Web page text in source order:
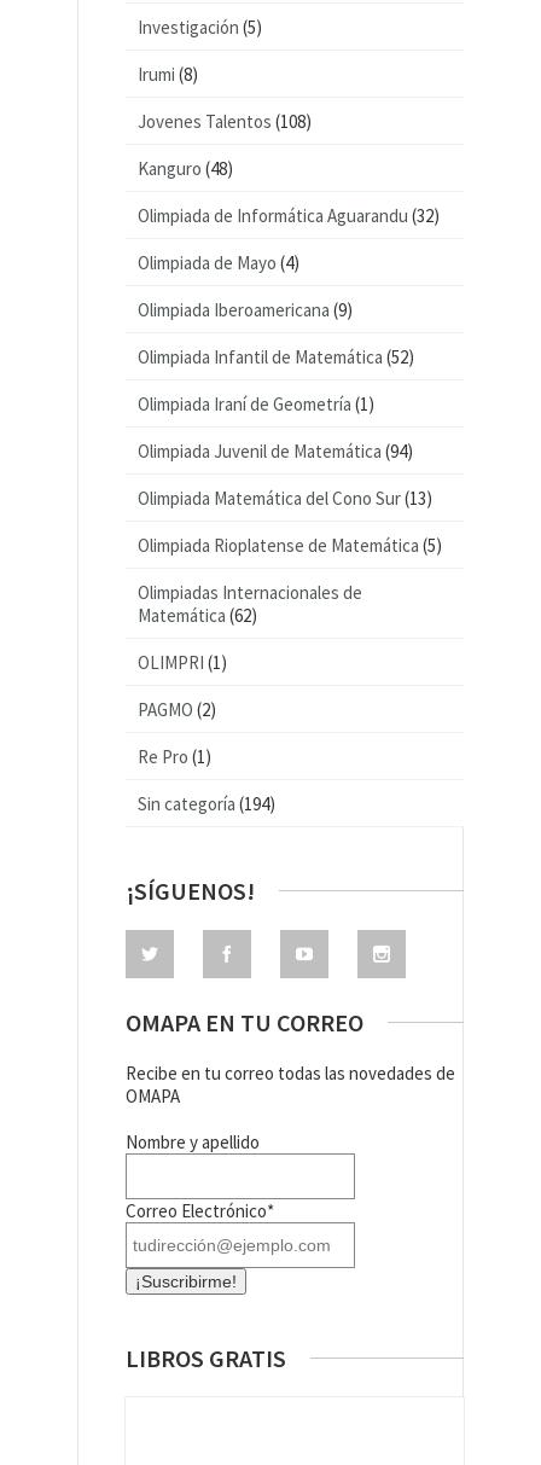
Investigación (5)
Irumi (8)
Jovenes Talentos (108)
Kanguro (48)
Olimpiada de Informática Aguarandu (32)
Olimpiada de Mayo (4)
Olimpiada Iberoamericana (9)
Olimpiada Infantil de Matemática (52)
Olimpiada Iraní de Geometría (1)
Olimpiada Juvenil de Matemática (94)
Olimpiada Matemática del Cono Sur(13)
Olimpiada Rioplatense de Matemática (5)
Olimpiadas Internacionales de
Matemática (62)
OLIMPRI (1)
PAGMO (2)
Re Pro (1)
Sin categoría (194)
¡SÍGUENOS!
OMAPA EN TU CORREO
Recibe en tu correo todas las novedades de
OMAPA
Nombre y apellido
Correo Electrónico*
LIBROS GRATIS